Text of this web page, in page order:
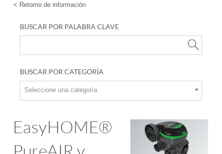
< Retorno de información
BUSCAR POR PALABRA CLAVE
BUSCAR POR CATEGORÍA
Seleccione una categoría
EasyHOME®